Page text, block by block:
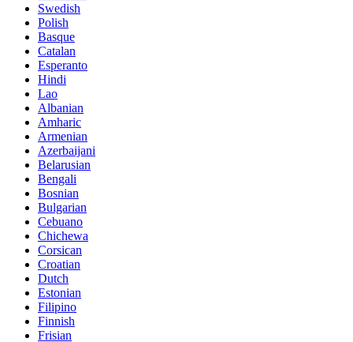
Swedish
Polish
Basque
Catalan
Esperanto
Hindi
Lao
Albanian
Amharic
Armenian
Azerbaijani
Belarusian
Bengali
Bosnian
Bulgarian
Cebuano
Chichewa
Corsican
Croatian
Dutch
Estonian
Filipino
Finnish
Frisian